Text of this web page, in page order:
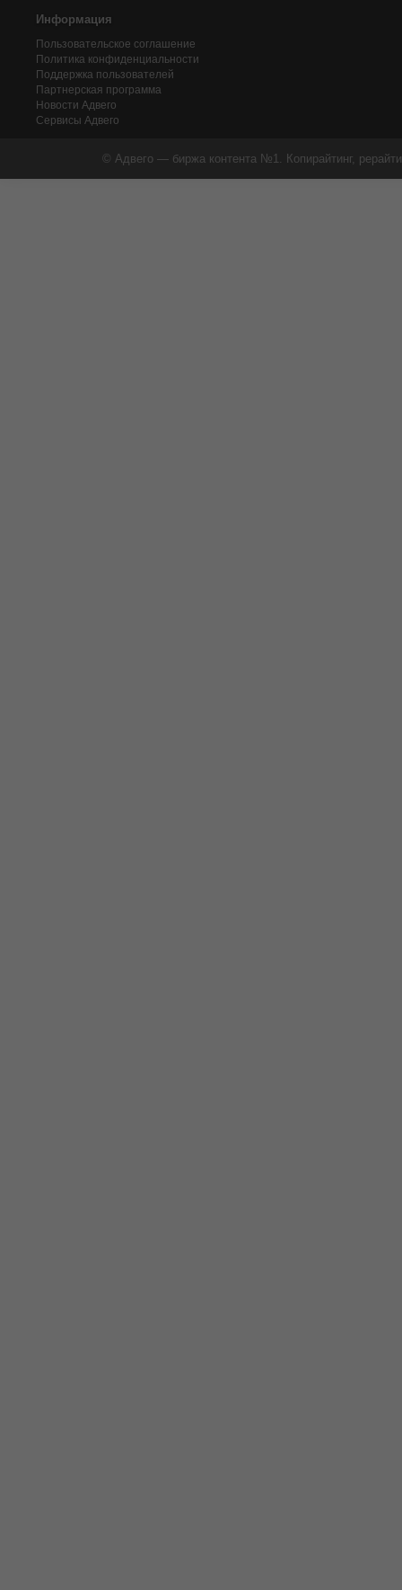
Информация
Пользовательское соглашение
Политика конфиденциальности
Поддержка пользователей
Партнерская программа
Новости Адвего
Сервисы Адвего
© Адвего — биржа контента №1. Копирайтинг,